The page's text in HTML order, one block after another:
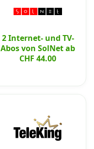
2 Internet- und TV-
Abos von SolNet ab
CHF 44.00